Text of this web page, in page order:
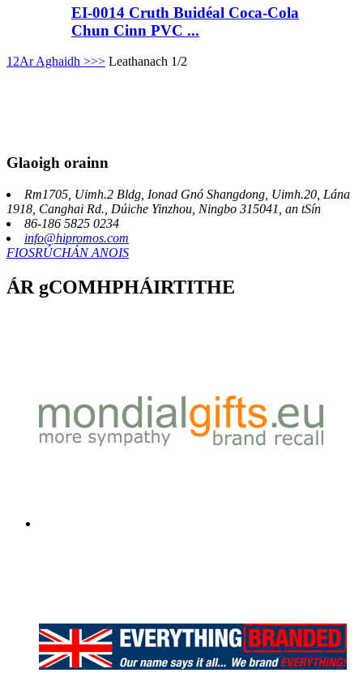
EI-0014 Cruth Buidéal Coca-Cola
Chun Cinn PVC ...
1 2Ar Aghaidh >>> Leathanach 1/2
Glaoigh orainn
Rm1705, Uimh.2 Bldg, Ionad Gnó Shangdong, Uimh.20, Lána
1918, Canghai Rd., Dúiche Yinzhou, Ningbo 315041, an tSín
86-186 5825 0234
info@hipromos.com
FIOSRÚCHÁN ANOIS
ÁR gCOMHPHÁIRTITHE